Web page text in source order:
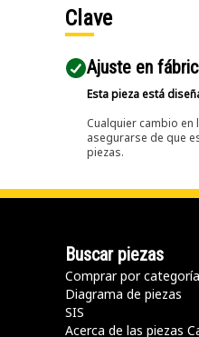
Clave
Ajuste en
Esta pieza está
Cualquier cambio
asegurarse de que
piezas.
Buscar piezas
Comprar por categoría
Diagrama de piezas
SIS
Acerca de las piezas